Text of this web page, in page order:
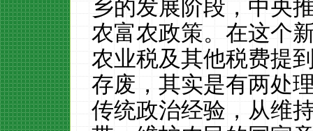
乡的发展阶段，中央
农富农政策。在这个
农业税及其他税费提
存废，其实是有两处
传统政治经验，从维